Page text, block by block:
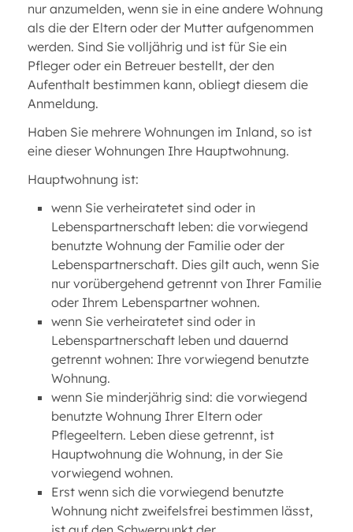
nur anzumelden, wenn sie in eine andere Wohnung
als die der Eltern oder der Mutter aufgenommen
werden. Sind Sie volljährig und ist für Sie ein
Pfleger oder ein Betreuer bestellt, der den
Aufenthalt bestimmen kann, obliegt diesem die
Anmeldung.
Haben Sie mehrere Wohnungen im Inland, so ist
eine dieser Wohnungen Ihre Hauptwohnung.
Hauptwohnung ist:
wenn Sie verheiratetet sind oder in
Lebenspartnerschaft leben: die vorwiegend
benutzte Wohnung der Familie oder der
Lebenspartnerschaft. Dies gilt auch, wenn Sie
nur vorübergehend getrennt von Ihrer Familie
oder Ihrem Lebenspartner wohnen.
wenn Sie verheiratetet sind oder in
Lebenspartnerschaft leben und dauernd
getrennt wohnen: Ihre vorwiegend benutzte
Wohnung.
wenn Sie minderjährig sind: die vorwiegend
benutzte Wohnung Ihrer Eltern oder
Pflegeeltern. Leben diese getrennt, ist
Hauptwohnung die Wohnung, in der Sie
vorwiegend wohnen.
Erst wenn sich die vorwiegend benutzte
Wohnung nicht zweifelsfrei bestimmen lässt,